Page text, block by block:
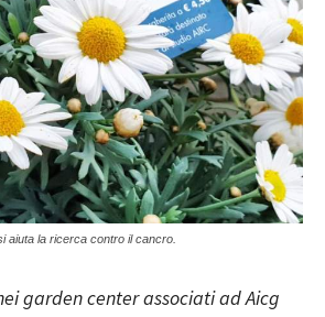
aiuta la ricerca contro il cancro.
garden center associati ad Aicg